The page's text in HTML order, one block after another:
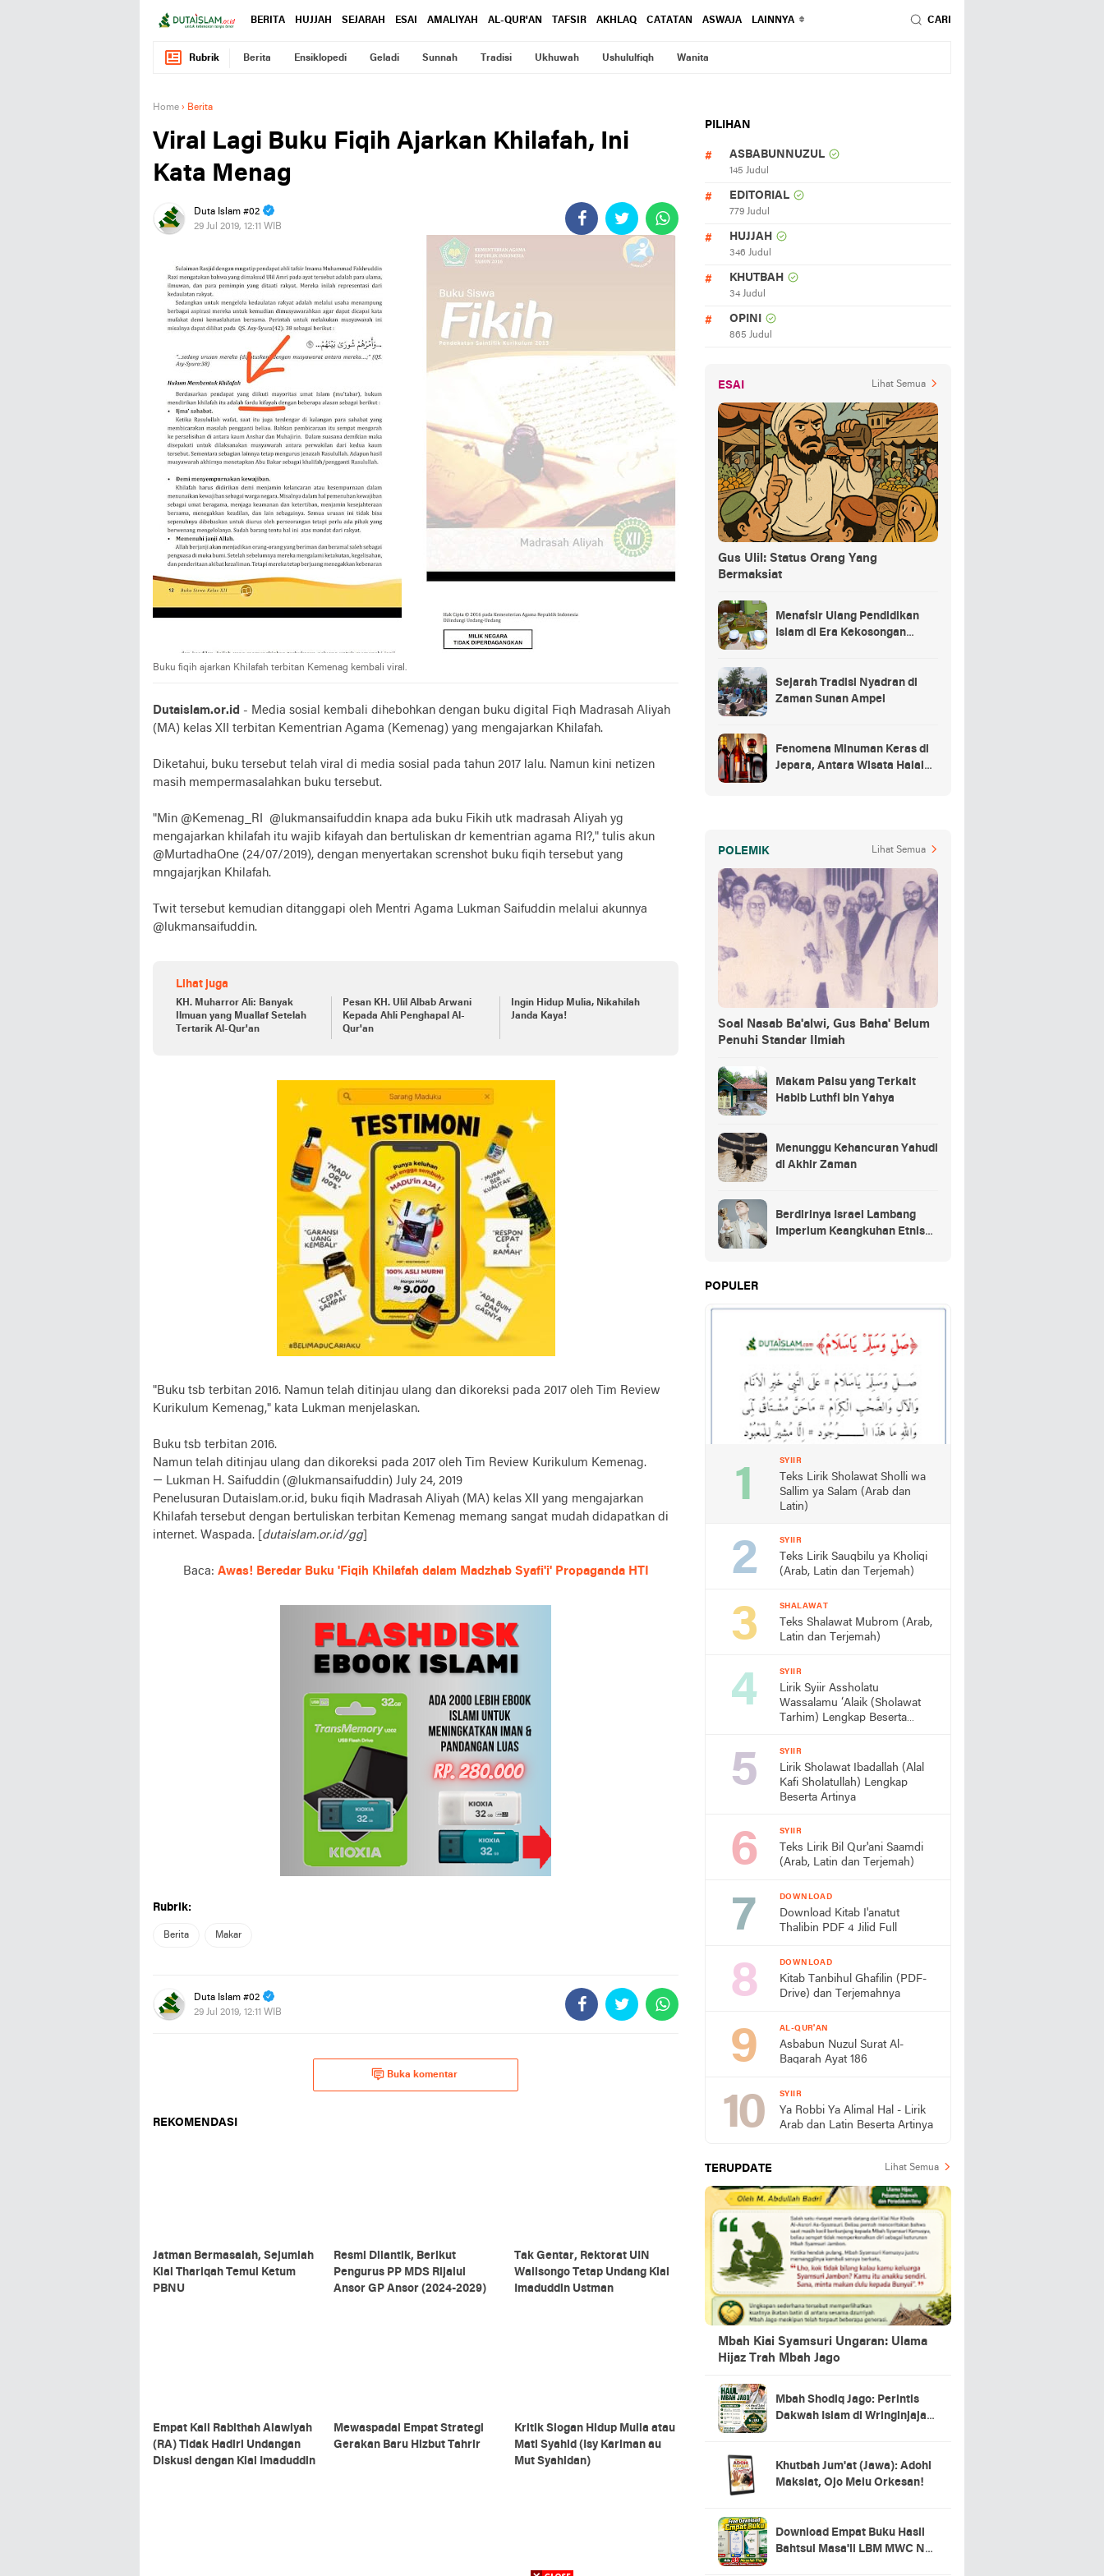
BERITA HUJJAH SEJARAH ESAI AMALIYAH AL-QUR'AN TAFSIR AKHLAQ CATATAN ASWAJA LAINNYA CARI
Rubrik Berita Ensiklopedi Geladi Sunnah Tradisi Ukhuwah Ushululfiqh Wanita
Home › Berita
Viral Lagi Buku Fiqih Ajarkan Khilafah, Ini
Kata Menag
Duta Islam #02
29 Jul 2019, 12:11 WIB
Buku fiqih ajarkan Khilafah terbitan Kemenag kembali viral.
Dutaislam.or.id - Media sosial kembali dihebohkan dengan buku digital Fiqh Madrasah Aliyah
(MA) kelas XII terbitan Kementrian Agama (Kemenag) yang mengajarkan Khilafah.
Diketahui, buku tersebut telah viral di media sosial pada tahun 2017 lalu. Namun kini netizen
masih mempermasalahkan buku tersebut.
"Min @Kemenag_RI @lukmansaifuddin knapa ada buku Fikih utk madrasah Aliyah yg
mengajarkan khilafah itu wajib kifayah dan bertuliskan dr kementrian agama RI?," tulis akun
@MurtadhaOne (24/07/2019), dengan menyertakan screnshot buku fiqih tersebut yang
mngajarjkan Khilafah.
Twit tersebut kemudian ditanggapi oleh Mentri Agama Lukman Saifuddin melalui akunnya
@lukmansaifuddin.
Lihat juga
KH. Muharror Ali: Banyak
Ilmuan yang Muallaf Setelah
Tertarik Al-Qur'an
Pesan KH. Ulil Albab Arwani
Kepada Ahli Penghapal Al-
Qur'an
Ingin Hidup Mulia, Nikahilah
Janda Kaya!
"Buku tsb terbitan 2016. Namun telah ditinjau ulang dan dikoreksi pada 2017 oleh Tim Review
Kurikulum Kemenag," kata Lukman menjelaskan.
Buku tsb terbitan 2016.
Namun telah ditinjau ulang dan dikoreksi pada 2017 oleh Tim Review Kurikulum Kemenag.
— Lukman H. Saifuddin (@lukmansaifuddin) July 24, 2019
Penelusuran Dutaislam.or.id, buku fiqih Madrasah Aliyah (MA) kelas XII yang mengajarkan
Khilafah tersebut dengan bertuliskan terbitan Kemenag memang sangat mudah didapatkan di
internet. Waspada. [ dutaislam.or.id/gg]
Baca: Awas! Beredar Buku 'Fiqih Khilafah dalam Madzhab Syafi'i' Propaganda HTI
Rubrik:
Berita Makar
Duta Islam #02
29 Jul 2019, 12:11 WIB
Buka komentar
REKOMENDASI
Jatman Bermasalah, Sejumlah
Kiai Thariqah Temui Ketum
PBNU
Resmi Dilantik, Berikut
Pengurus PP MDS Rijalul
Ansor GP Ansor (2024-2029)
Tak Gentar, Rektorat UIN
Walisongo Tetap Undang Kiai
Imaduddin Ustman
Empat Kali Rabithah Alawiyah
(RA) Tidak Hadiri Undangan
Diskusi dengan Kiai Imaduddin
Mewaspadai Empat Strategi
Gerakan Baru Hizbut Tahrir
Kritik Slogan Hidup Mulia atau
Mati Syahid (Isy Kariman au
Mut Syahidan)
PILIHAN
ASBABUNNUZUL
145 Judul
EDITORIAL
779 Judul
HUJJAH
346 Judul
KHUTBAH
34 Judul
OPINI
865 Judul
ESAI Lihat Semua
Gus Ulil: Status Orang Yang
Bermaksiat
Menafsir Ulang Pendidikan
Islam di Era Kekosongan
Sejarah Tradisi Nyadran di
Zaman Sunan Ampel
Fenomena Minuman Keras di
Jepara, Antara Wisata Halal
POLEMIK Lihat Semua
Soal Nasab Ba'alwi, Gus Baha' Belum
Penuhi Standar Ilmiah
Makam Palsu yang Terkait
Habib Luthfi bin Yahya
Menunggu Kehancuran Yahudi
di Akhir Zaman
Berdirinya Israel Lambang
Imperium Keangkuhan Etnis
POPULER
SYIIR
Teks Lirik Sholawat Sholli wa
Sallim ya Salam (Arab dan
Latin)
SYIIR
Teks Lirik Sauqbilu ya Kholiqi
(Arab, Latin dan Terjemah)
SHALAWAT
Teks Shalawat Mubrom (Arab,
Latin dan Terjemah)
SYIIR
Lirik Syiir Assholatu
Wassalamu ‘Alaik (Sholawat
Tarhim) Lengkap Beserta
SYIIR
Lirik Sholawat Ibadallah (Alal
Kafi Sholatullah) Lengkap
Beserta Artinya
SYIIR
Teks Lirik Bil Qur'ani Saamdi
(Arab, Latin dan Terjemah)
DOWNLOAD
Download Kitab I'anatut
Thalibin PDF 4 Jilid Full
DOWNLOAD
Kitab Tanbihul Ghafilin (PDF-
Drive) dan Terjemahnya
AL-QUR'AN
Asbabun Nuzul Surat Al-
Baqarah Ayat 186
SYIIR
Ya Robbi Ya Alimal Hal - Lirik
Arab dan Latin Beserta Artinya
TERUPDATE Lihat Semua
Mbah Kiai Syamsuri Ungaran: Ulama
Hijaz Trah Mbah Jago
Mbah Shodiq Jago: Perintis
Dakwah Islam di Wringinjajar,
Khutbah Jum'at (Jawa): Adohi
Maksiat, Ojo Melu Orkesan!
Download Empat Buku Hasil
Bahtsul Masa'il LBM MWC NU